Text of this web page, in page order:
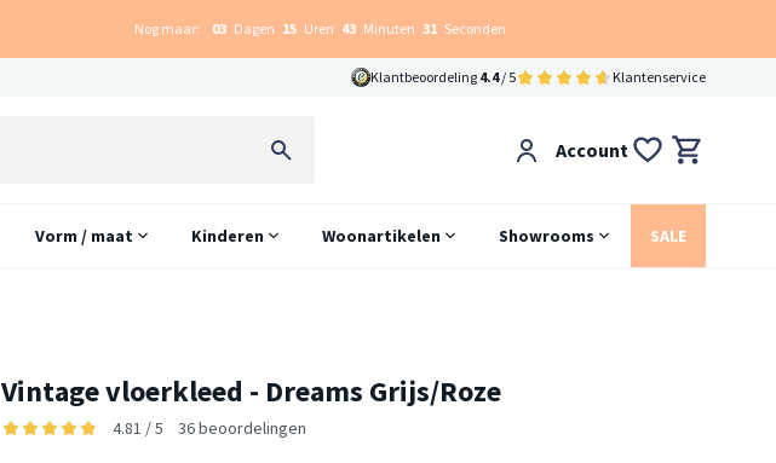
Nog maar: 03 Dagen 15 Uren 43 Minuten 30 Seconden
Klantbeoordeling 4.4/ 5 Klantenservice
Account
Vorm / maat Kinderen Woonartikelen Showrooms SALE
Vintage vloerkleed - Dreams Grijs/Roze
4.81 / 5 36 beoordelingen